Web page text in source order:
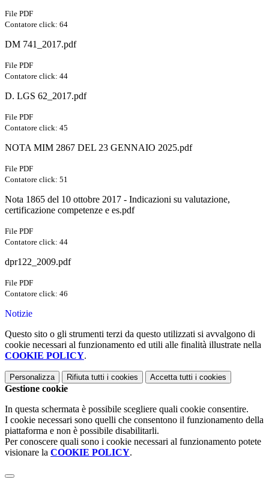
File PDF
Contatore click: 64
DM 741_2017.pdf
File PDF
Contatore click: 44
D. LGS 62_2017.pdf
File PDF
Contatore click: 45
NOTA MIM 2867 DEL 23 GENNAIO 2025.pdf
File PDF
Contatore click: 51
Nota 1865 del 10 ottobre 2017 - Indicazioni su valutazione,
certificazione competenze e es.pdf
File PDF
Contatore click: 44
dpr122_2009.pdf
File PDF
Contatore click: 46
Notizie
Questo sito o gli strumenti terzi da questo utilizzati si avvalgono di
cookie necessari al funzionamento ed utili alle finalità illustrate nella
COOKIE POLICY.
Personalizza Rifiuta tutti i cookies Accetta tutti i cookies
Gestione cookie
In questa schermata è possibile scegliere quali cookie consentire.
I cookie necessari sono quelli che consentono il funzionamento della
piattaforma e non è possibile disabilitarli.
Per conoscere quali sono i cookie necessari al funzionamento potete
visionare la COOKIE POLICY.